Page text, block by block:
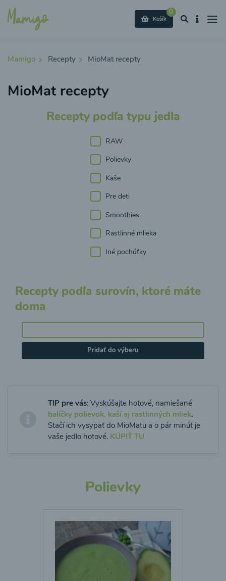
0
Košík
Mamigo Recepty MioMat recepty
MioMat recepty
Recepty podľa typu jedla
RAW
Polievky
Kaše
Pre deti
Smoothies
Rastlinné mlieka
Iné pochúťky
Recepty podľa surovín, ktoré máte
doma
Pridať do výberu
TIP pre vás: Vyskúšajte hotové, namiešané
balíčky polievok, kaší aj rastlinných mliek.
Stačí ich vysypať do MioMatu a o pár minút je
vaše jedlo hotové. KÚPIŤ TU
Polievky